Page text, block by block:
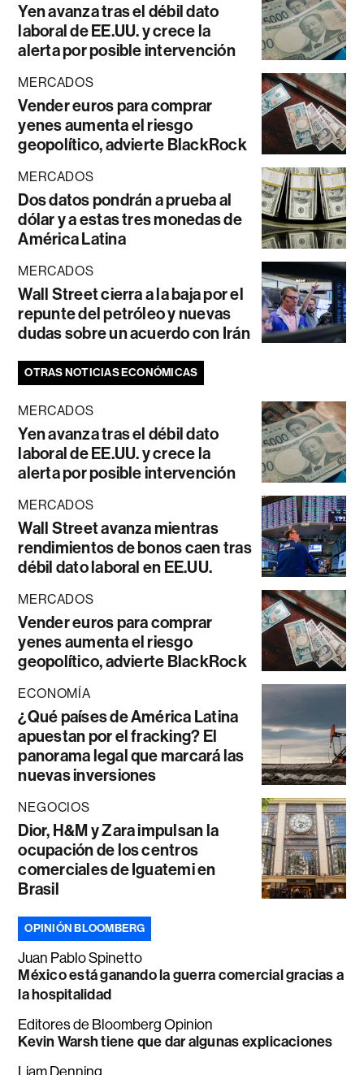
Yen avanza tras el débil dato
laboral de EE.UU. y crece la
alerta por posible intervención
MERCADOS
Vender euros para comprar
yenes aumenta el riesgo
geopolítico, advierte BlackRock
MERCADOS
Dos datos pondrán a prueba al
dólar y a estas tres monedas de
América Latina
MERCADOS
Wall Street cierra a la baja por el
repunte del petróleo y nuevas
dudas sobre un acuerdo con Irán
OTRAS NOTICIAS ECONÓMICAS
MERCADOS
Yen avanza tras el débil dato
laboral de EE.UU. y crece la
alerta por posible intervención
MERCADOS
Wall Street avanza mientras
rendimientos de bonos caen tras
débil dato laboral en EE.UU.
MERCADOS
Vender euros para comprar
yenes aumenta el riesgo
geopolítico, advierte BlackRock
ECONOMÍA
¿Qué países de América Latina
apuestan por el fracking? El
panorama legal que marcará las
nuevas inversiones
NEGOCIOS
Dior, H&M y Zara impulsan la
ocupación de los centros
comerciales de Iguatemi en
Brasil
OPINIÓN BLOOMBERG
Juan Pablo Spinetto
México está ganando la guerra comercial gracias a
la hospitalidad
Editores de Bloomberg Opinion
Kevin Warsh tiene que dar algunas explicaciones
Liam Denning